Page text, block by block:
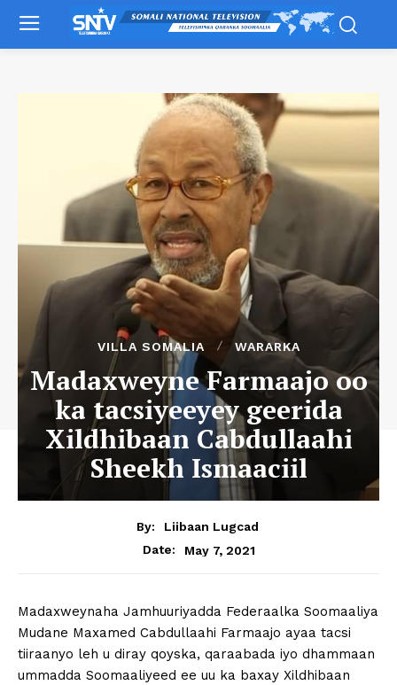
VILLA SOMALIA WARARKA
Madaxweyne Farmaajo oo
ka tacsiyeeyey geerida
Xildhibaan Cabdullaahi
Sheekh Ismaaciil
By:
Liibaan Lugcad
Date:
May 7, 2021
Madaxweynaha Jamhuuriyadda Federaalka Soomaaliya
Mudane Maxamed Cabdullaahi Farmaajo ayaa tacsi
tiiraanyo leh u diray qoyska, qaraabada iyo dhammaan
ummadda Soomaaliyeed ee uu ka baxay Xildhibaan